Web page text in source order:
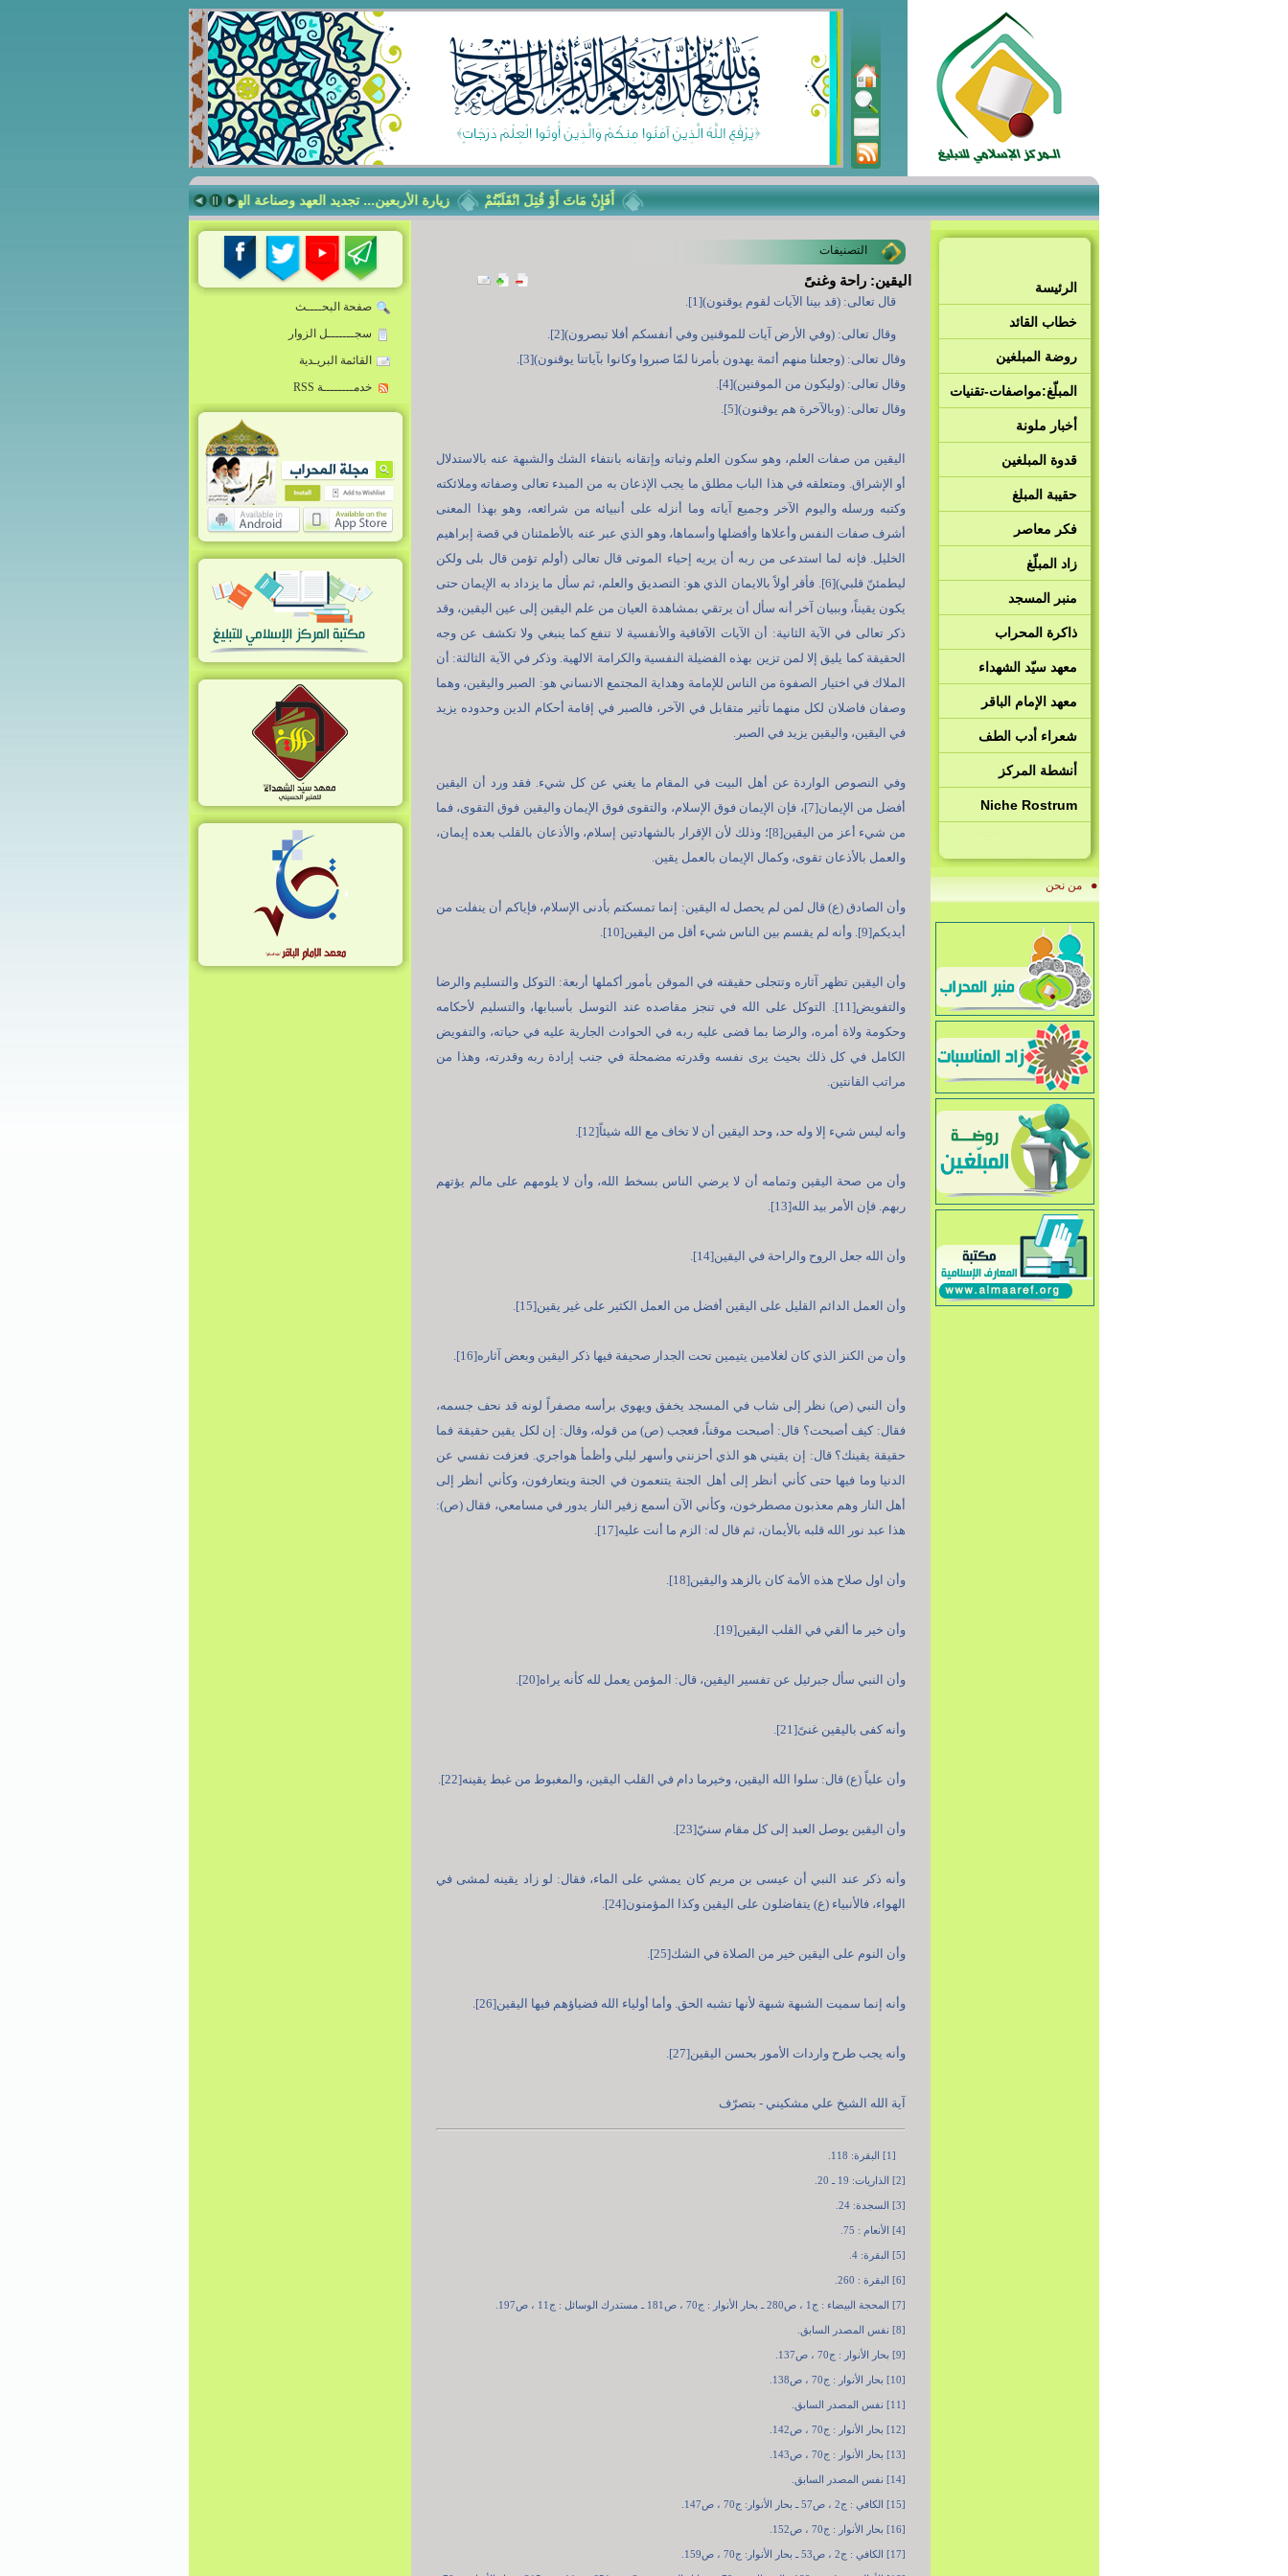
أَفَإِنْ مَاتَ أَوْ قُتِلَ انْقَلَبْتُمْ زيارة الأربعين... تجديد العهد وصناعة الهويّة صناعة الإنسان الرساليّ في مدرسة
الرئيسة
خطاب القائد
روضة المبلغين
المبلّغ:مواصفات-تقنيات
أخبار ملونة
قدوة المبلغين
حقيبة المبلغ
فكر معاصر
زاد المبلّغ
منبر المسجد
ذاكرة المحراب
معهد سيّد الشهداء
معهد الإمام الباقر
شعراء أدب الطف
أنشطة المركز
Niche Rostrum
من نحن
التصنيفات
اليقين: راحة وغنىً
قال تعالى: (قد بينا الآيات لقوم يوقنون)[1].
وقال تعالى: (وفي الأرض آيات للموقنين وفي أنفسكم أفلا تبصرون)[2].
وقال تعالى: (وجعلنا منهم أئمة يهدون بأمرنا لمّا صبروا وكانوا بآياتنا يوقنون)[3].
وقال تعالى: (وليكون من الموقنين)[4].
وقال تعالى: (وبالآخرة هم يوقنون)[5].
اليقين من صفات العلم، وهو سكون العلم وثباته وإتقانه بانتفاء الشك والشبهة عنه بالاستدلال
أو الإشراق. ومتعلقه في هذا الباب مطلق ما يجب الإذعان به من المبدء تعالى وصفاته وملائكته
وكتبه ورسله واليوم الآخر وجميع آياته وما أنزله على أنبيائه من شرائعه، وهو بهذا المعنى
أشرف صفات النفس وأعلاها وأفضلها وأسماها، وهو الذي عبر عنه بالأطمئنان في قصة إبراهيم
الخليل. فإنه لما استدعى من ربه أن يريه إحياء الموتى قال تعالى (أولم تؤمن قال بلى ولكن
ليطمئنّ قلبي)[6]. فأقر أولاً بالايمان الذي هو: التصديق والعلم، ثم سأل ما يزداد به الإيمان حتى
يكون يقيناً، وببيان آخر أنه سأل أن يرتقي بمشاهدة العيان من علم اليقين إلى عين اليقين، وقد
ذكر تعالى في الآية الثانية: أن الآيات الآفاقية والأنفسية لا تنفع كما ينبغي ولا تكشف عن وجه
الحقيقة كما يليق إلا لمن تزين بهذه الفضيلة النفسية والكرامة الالهية. وذكر في الآية الثالثة: أن
الملاك في اختيار الصفوة من الناس للإمامة وهداية المجتمع الانساني هو: الصبر واليقين، وهما
وصفان فاضلان لكل منهما تأثير متقابل في الآخر، فالصبر في إقامة أحكام الدين وحدوده يزيد
في اليقين، واليقين يزيد في الصبر.
وفي النصوص الواردة عن أهل البيت في المقام ما يغني عن كل شيء. فقد ورد أن اليقين
أفضل من الإيمان[7]، فإن الإيمان فوق الإسلام، والتقوى فوق الإيمان واليقين فوق التقوى، فما
من شيء أعز من اليقين[8]؛ وذلك لأن الإقرار بالشهادتين إسلام، والأذعان بالقلب بعده إيمان،
والعمل بالأذعان تقوى، وكمال الإيمان بالعمل يقين.
وأن الصادق (ع) قال لمن لم يحصل له اليقين: إنما تمسكتم بأدنى الإسلام، فإياكم أن ينفلت من
أيديكم[9]. وأنه لم يقسم بين الناس شيء أقل من اليقين[10].
وأن اليقين تظهر آثاره وتتجلى حقيقته في الموقن بأمور أكملها أربعة: التوكل والتسليم والرضا
والتفويض[11]. التوكل على الله في تنجز مقاصده عند التوسل بأسبابها، والتسليم لأحكامه
وحكومة ولاة أمره، والرضا بما قضى عليه ربه في الحوادث الجارية عليه في حياته، والتفويض
الكامل في كل ذلك بحيث يرى نفسه وقدرته مضمحلة في جنب إرادة ربه وقدرته، وهذا من
مراتب القانتين.
وأنه ليس شيء إلا وله حد، وحد اليقين أن لا تخاف مع الله شيئاً[12].
وأن من صحة اليقين وتمامه أن لا يرضي الناس بسخط الله، وأن لا يلومهم على مالم يؤتهم
ربهم. فإن الأمر بيد الله[13].
وأن الله جعل الروح والراحة في اليقين[14].
وأن العمل الدائم القليل على اليقين أفضل من العمل الكثير على غير يقين[15].
وأن من الكنز الذي كان لغلامين يتيمين تحت الجدار صحيفة فيها ذكر اليقين وبعض آثاره[16].
وأن النبي (ص) نظر إلى شاب في المسجد يخفق ويهوي برأسه مصفراً لونه قد نحف جسمه،
فقال: كيف أصبحت؟ قال: أصبحت موقناً، فعجب (ص) من قوله، وقال: إن لكل يقين حقيقة فما
حقيقة يقينك؟ قال: إن يقيني هو الذي أحزنني وأسهر ليلي وأظمأ هواجري. فعزفت نفسي عن
الدنيا وما فيها حتى كأني أنظر إلى أهل الجنة يتنعمون في الجنة ويتعارفون، وكأني أنظر إلى
أهل النار وهم معذبون مصطرخون، وكأني الآن أسمع زفير النار يدور في مسامعي، فقال (ص):
هذا عبد نور الله قلبه بالأيمان، ثم قال له: الزم ما أنت عليه[17].
وأن اول صلاح هذه الأمة كان بالزهد واليقين[18].
وأن خير ما ألقي في القلب اليقين[19].
وأن النبي سأل جبرئيل عن تفسير اليقين، قال: المؤمن يعمل لله كأنه يراه[20].
وأنه كفى باليقين غنىً[21].
وأن علياً (ع) قال: سلوا الله اليقين، وخيرما دام في القلب اليقين، والمغبوط من غبط يقينه[22].
وأن اليقين يوصل العبد إلى كل مقام سنيّ[23].
وأنه ذكر عند النبي أن عيسى بن مريم كان يمشي على الماء، فقال: لو زاد يقينه لمشى في
الهواء، فالأنبياء (ع) يتفاضلون على اليقين وكذا المؤمنون[24].
وأن النوم على اليقين خير من الصلاة في الشك[25].
وأنه إنما سميت الشبهة شبهة لأنها تشبه الحق. وأما أولياء الله فضياؤهم فيها اليقين[26].
وأنه يجب طرح واردات الأمور بحسن اليقين[27].
آية الله الشيخ علي مشكيني - بتصرّف
[1] البقرة: 118.
[2] الذاريات: 19 ـ 20.
[3] السجدة: 24.
[4] الأنعام : 75.
[5] البقرة: 4.
[6] البقرة : 260.
[7] المحجة البيضاء : ج1 ، ص280 ـ بحار الأنوار : ج70 ، ص181 ـ مستدرك الوسائل : ج11 ، ص197.
[8] نفس المصدر السابق.
[9] بحار الأنوار : ج70 ، ص137.
[10] بحار الأنوار : ج70 ، ص138.
[11] نفس المصدر السابق.
[12] بحار الأنوار : ج70 ، ص142.
[13] بحار الأنوار : ج70 ، ص143.
[14] نفس المصدر السابق.
[15] الكافي : ج2 ، ص57 ـ بحار الأنوار: ج70 ، ص147.
[16] بحار الأنوار : ج70 ، ص152.
[17] الكافي : ج2 ، ص53 ـ بحار الأنوار: ج70 ، ص159.
صفحة البحــــث
سجـــــــل الزوار
القائمة البريـدية
خدمــــــــة RSS